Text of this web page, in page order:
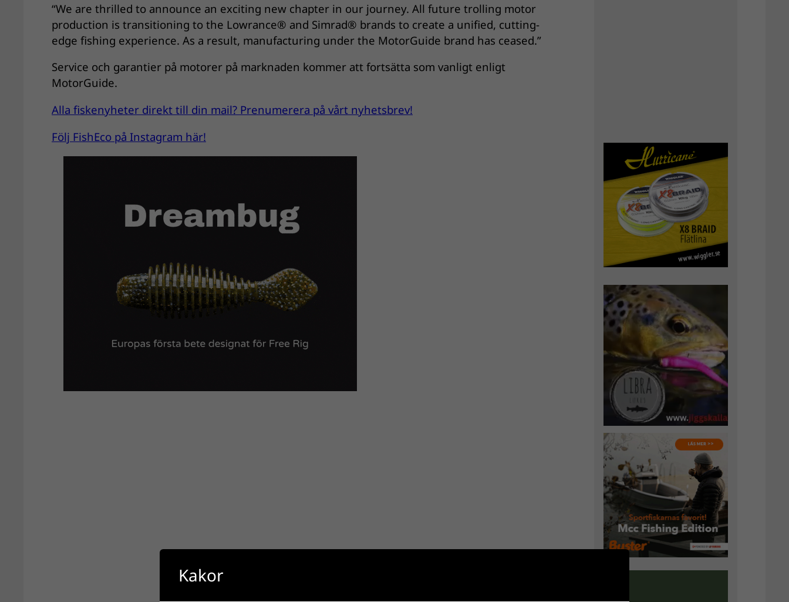
“We are thrilled to announce an exciting new chapter in our journey. All future trolling motor
production is transitioning to the Lowrance® and Simrad® brands to create a unified, cutting-
edge fishing experience. As a result, manufacturing under the MotorGuide brand has ceased.”
Service och garantier på motorer på marknaden kommer att fortsätta som vanligt enligt
MotorGuide.
Alla fiskenyheter direkt till din mail? Prenumerera på vårt nyhetsbrev!
Följ FishEco på Instagram här!
Kakor